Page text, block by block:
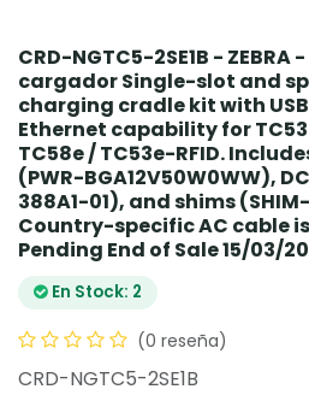
CRD-NGTC5-2SE1B - ZEBRA
cargador Single-slot and
charging cradle kit with
Ethernet capability for TC53
TC58e / TC53e-RFID.
(PWR-BGA12V50W0WW),
388A1-01), and shims
Country-specific AC cable
Pending End of Sale 15/03/
En Stock: 2
(0 reseña)
CRD-NGTC5-2SE1B